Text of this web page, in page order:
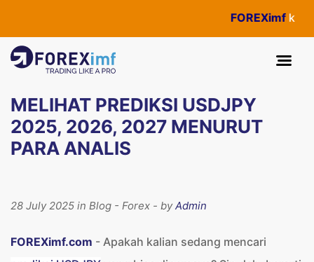
FOREXimfkini menjadi
MELIHAT PREDIKSI USDJPY
2025, 2026, 2027 MENURUT
PARA ANALIS
28 July 2025 in Blog - Forex - byAdmin
FOREXimf.com - Apakah kalian sedang mencari